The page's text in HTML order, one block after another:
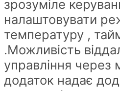
зрозуміле
налаштовувати
температуру ,
.Можливість
управління через
додаток надає